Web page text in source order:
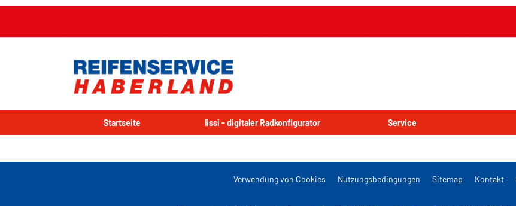
Startseite lissi - digitaler Radkonfigurator Service
Verwendung von Cookies Nutzungsbedingungen Sitemap Kontakt